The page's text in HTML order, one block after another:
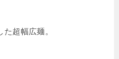
超幅広麺。